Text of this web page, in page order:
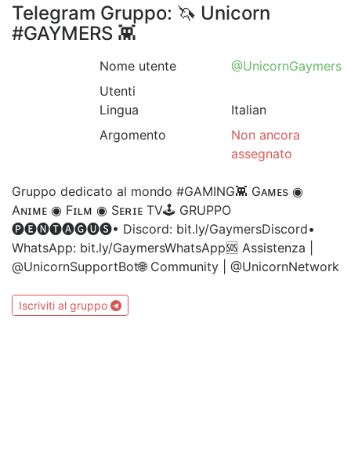
Telegram Gruppo: 🦄 Unicorn
#GAYMERS 👾
Nome utente
@UnicornGaymers
Utenti
Lingua
Italian
Argomento
Non ancora
assegnato
Gruppo dedicato al mondo #GAMING👾 Gᴀᴍᴇs ◉
Aɴɪᴍᴇ ◉ Fɪʟᴍ ◉ Sᴇʀɪᴇ TV⁣🕹 GRUPPO
🅟🅔🅝🅣🅐🅖🅤🅢• Discord: bit.ly/GaymersDiscord•
WhatsApp: bit.ly/GaymersWhatsApp⁣🆘 Assistenza |
@UnicornSupportBot🌐 Community | @UnicornNetwork
Iscriviti al gruppo